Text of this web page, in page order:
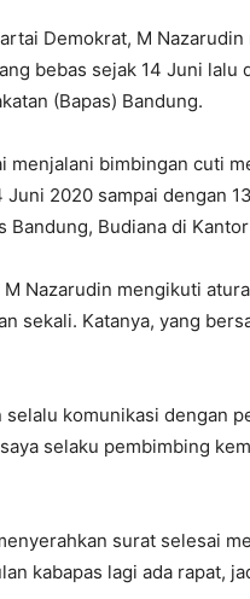
Demokrat, M
bebas sejak 14 Juni
(Bapas) Bandung.
menjalani bimbingan cuti
2020 sampai dengan
Bandung, Budiana di
Nazarudin mengikuti
sekali. Katanya, yang
selalu komunikasi dengan
selaku pembimbing
surat selesai
kabapas lagi ada rapat,